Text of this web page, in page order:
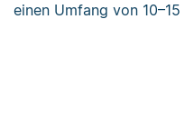
einen Umfang von 10–15